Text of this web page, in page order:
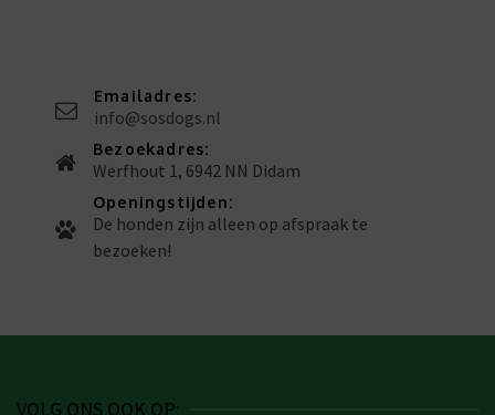
Emailadres:
info@sosdogs.nl
Bezoekadres:
Werfhout 1, 6942 NN Didam
Openingstijden:
De honden zijn alleen op afspraak te
bezoeken!
VOLG ONS OOK OP: